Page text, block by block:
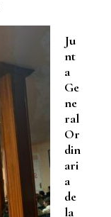
Ju
nt
a
Ge
ne
ral
Or
din
ari
a
de
la